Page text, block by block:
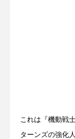
これは『機動戦
ターンズの強化